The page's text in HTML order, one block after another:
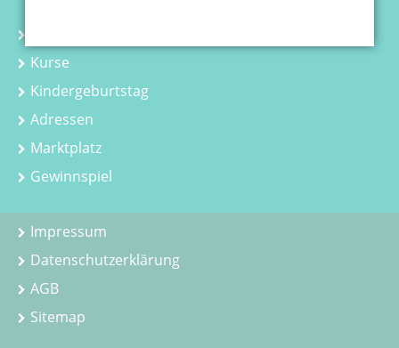
Kurse
Kindergeburtstag
Adressen
Marktplatz
Gewinnspiel
Impressum
Datenschutzerklärung
AGB
Sitemap